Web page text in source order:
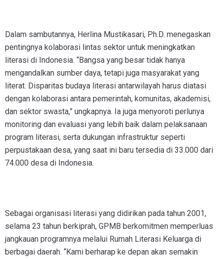
Dalam sambutannya, Herlina Mustikasari, Ph.D. menegaskan
pentingnya kolaborasi lintas sektor untuk meningkatkan
literasi di Indonesia. “Bangsa yang besar tidak hanya
mengandalkan sumber daya, tetapi juga masyarakat yang
literat. Disparitas budaya literasi antarwilayah harus diatasi
dengan kolaborasi antara pemerintah, komunitas, akademisi,
dan sektor swasta,” ungkapnya. Ia juga menyoroti perlunya
monitoring dan evaluasi yang lebih baik dalam pelaksanaan
program literasi, serta dukungan infrastruktur seperti
perpustakaan desa, yang saat ini baru tersedia di 33.000 dari
74.000 desa di Indonesia.
Sebagai organisasi literasi yang didirikan pada tahun 2001,
selama 23 tahun berkiprah, GPMB berkomitmen memperluas
jangkauan programnya melalui Rumah Literasi Keluarga di
berbagai daerah. “Kami berharap ke depan akan semakin